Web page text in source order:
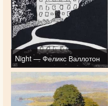
Night — Феликс Валлотон